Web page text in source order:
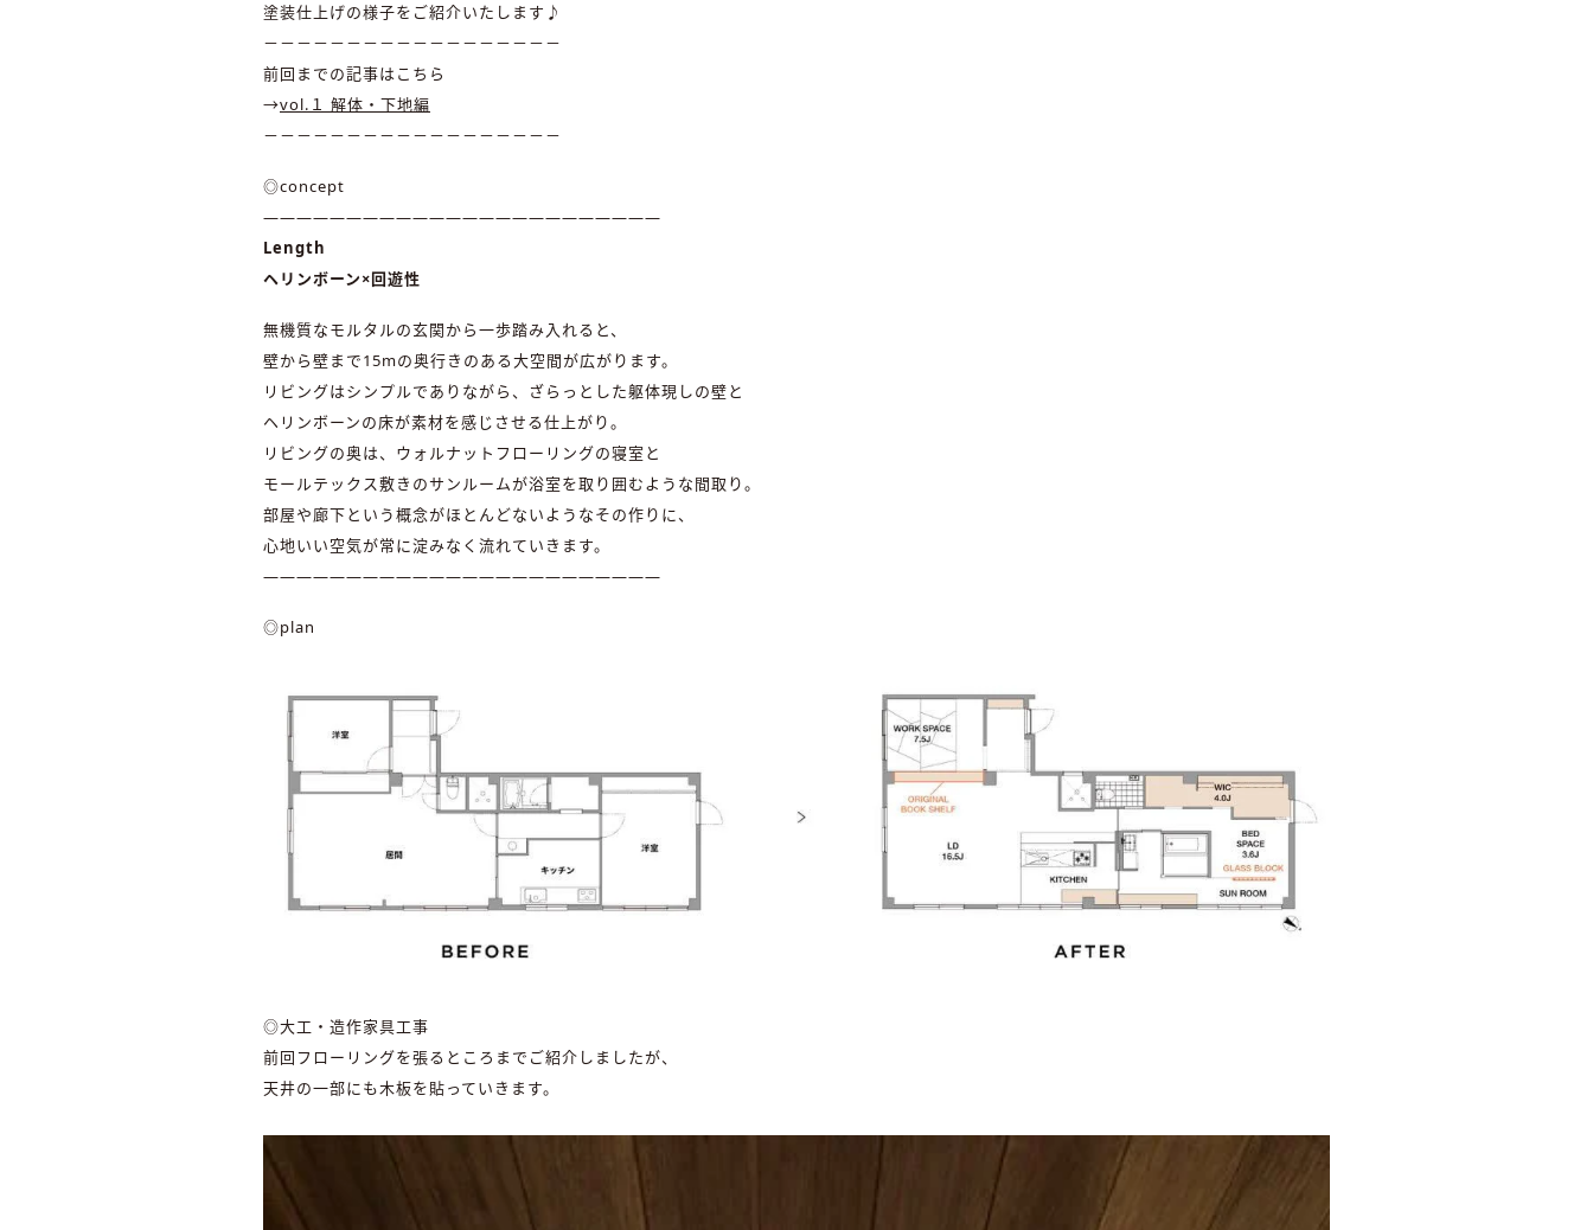
塗装仕上げの様子をご紹介いたします♪
－－－－－－－－－－－－－－－－－－
前回までの記事はこちら
→vol.１ 解体・下地編
－－－－－－－－－－－－－－－－－－
◎concept
――――――――――――――――――――――――
Length
ヘリンボーン×回遊性
無機質なモルタルの玄関から一歩踏み入れると、
壁から壁まで15mの奥行きのある大空間が広がります。
リビングはシンプルでありながら、ざらっとした躯体現しの壁と
ヘリンボーンの床が素材を感じさせる仕上がり。
リビングの奥は、ウォルナットフローリングの寝室と
モールテックス敷きのサンルームが浴室を取り囲むような間取り。
部屋や廊下という概念がほとんどないようなその作りに、
心地いい空気が常に淀みなく流れていきます。
――――――――――――――――――――――――
◎plan
◎大工・造作家具工事
前回フローリングを張るところまでご紹介しましたが、
天井の一部にも木板を貼っていきます。